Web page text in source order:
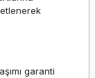
garanti